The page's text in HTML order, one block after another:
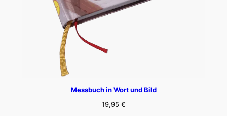
Messbuch in Wort und Bild
19,95 €